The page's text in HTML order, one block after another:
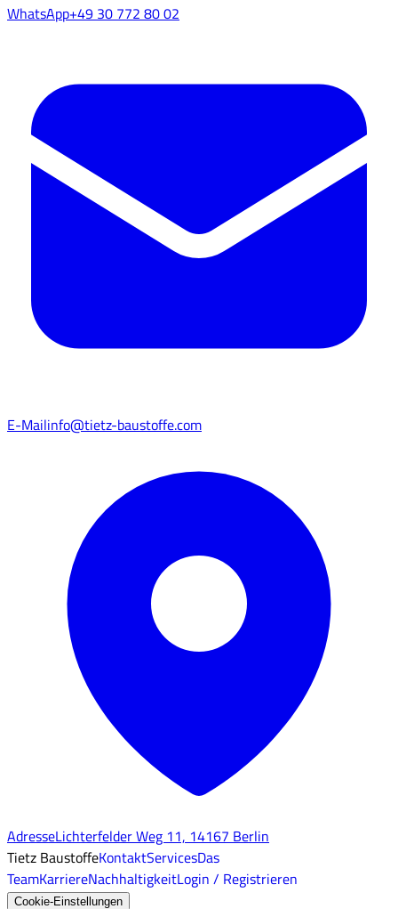
WhatsApp+49 30 772 80 02
E-Mailinfo@tietz-baustoffe.com
AdresseLichterfelder Weg 11, 14167 Berlin
Tietz BaustoffeKontaktServicesDas
TeamKarriereNachhaltigkeitLogin / Registrieren
Cookie-Einstellungen